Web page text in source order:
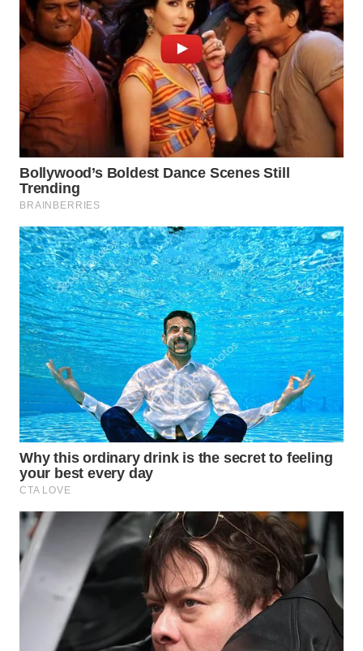
WN
MALUKU
MALUT
WN
DAIRI
WN
DANAU
TOBA
WN
NIAS
WN
LANGKAT
WN
TAPANULI
SELATAN
WN
TANJUNG
WN
KARO
WN
SIMALUNGUN